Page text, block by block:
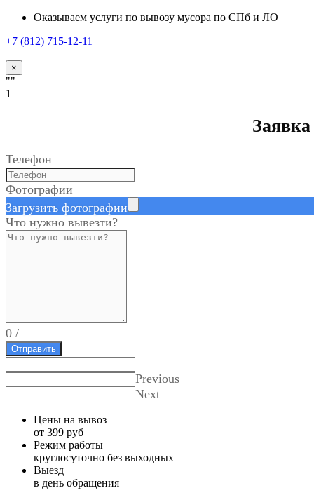
Оказываем услуги по вывозу мусора по СПб и ЛО
+7 (812) 715-12-11
×
""
1
Телефон
Фотографии
Загрузить фотографии
Что нужно вывезти?
0 /
Отправить
Previous
Next
Цены на вывоз
от 399 руб
Режим работы
круглосуточно без выходных
Выезд
в день обращения